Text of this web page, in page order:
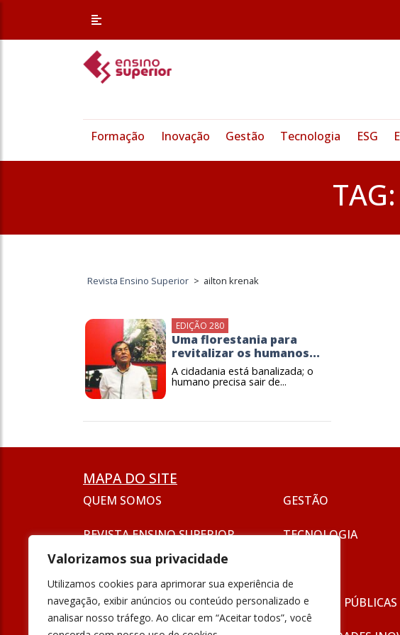
Valorizamos sua privacidade
Utilizamos cookies para aprimorar sua experiência de
navegação, exibir anúncios ou conteúdo personalizado e
analisar nosso tráfego. Ao clicar em “Aceitar todos”, você
Formação Inovação Gestão Tecnologia ESG
TAG:
Revista Ensino Superior > ailton krenak
EDIÇÃO 280
Uma florestania para
revitalizar os humanos...
A cidadania está banalizada; o
humano precisa sair de...
MAPA DO SITE
QUEM SOMOS
REVISTA ENSINO SUPERIOR
SEJA UM ANUNCIANTE
FORMAÇÃO
INOVAÇÃO
GESTÃO
TECNOLOGIA
POLÍTICAS PÚBLICAS